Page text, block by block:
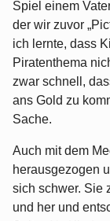
Spiel einem
der wir zuvor
ich lernte, dass
Piratenthema
zwar schnell,
ans Gold zu
Sache.
Auch mit dem
herausgezogen
sich schwer. Sie
und her und